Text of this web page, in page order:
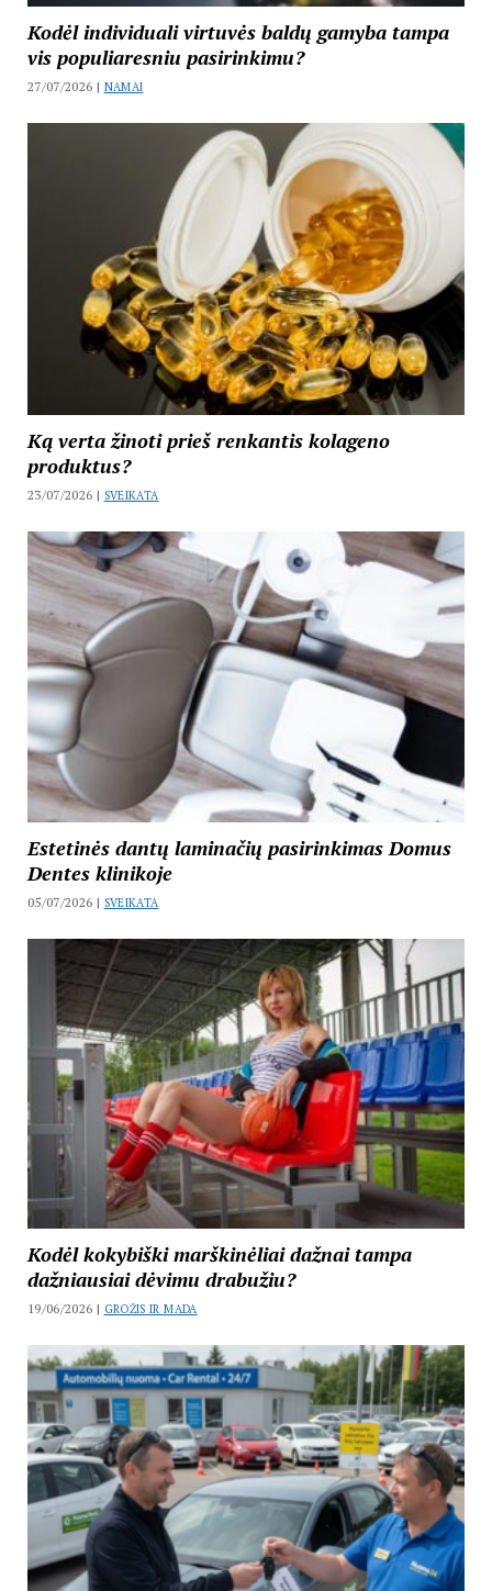
Kodėl individuali virtuvės baldų gamyba tampa
vis populiaresniu pasirinkimu?
27/07/2026 | NAMAI
Ką verta žinoti prieš renkantis kolageno
produktus?
23/07/2026 | SVEIKATA
Estetinės dantų laminačių pasirinkimas Domus
Dentes klinikoje
05/07/2026 | SVEIKATA
Kodėl kokybiški marškinėliai dažnai tampa
dažniausiai dėvimu drabužiu?
19/06/2026 | GROŽIS IR MADA